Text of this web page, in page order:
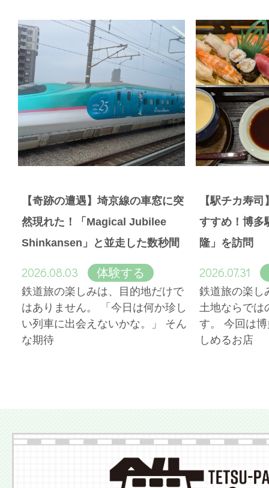
【奇跡の遭遇】埼京線の車窓に突
然現れた！「Magical Jubilee
Shinkansen」と並走した数秒間
2026.08.03 体験する
鉄道旅の楽しみは、目的地だけで
はありません。 「今日は何か珍し
い列車に出会えないかな。」 そん
な期待
【駅チカ寿
すすめ！博多
隆」を訪問
2026.07.31
鉄道旅の楽し
土地ならでは
す。 今回は
しめるお店